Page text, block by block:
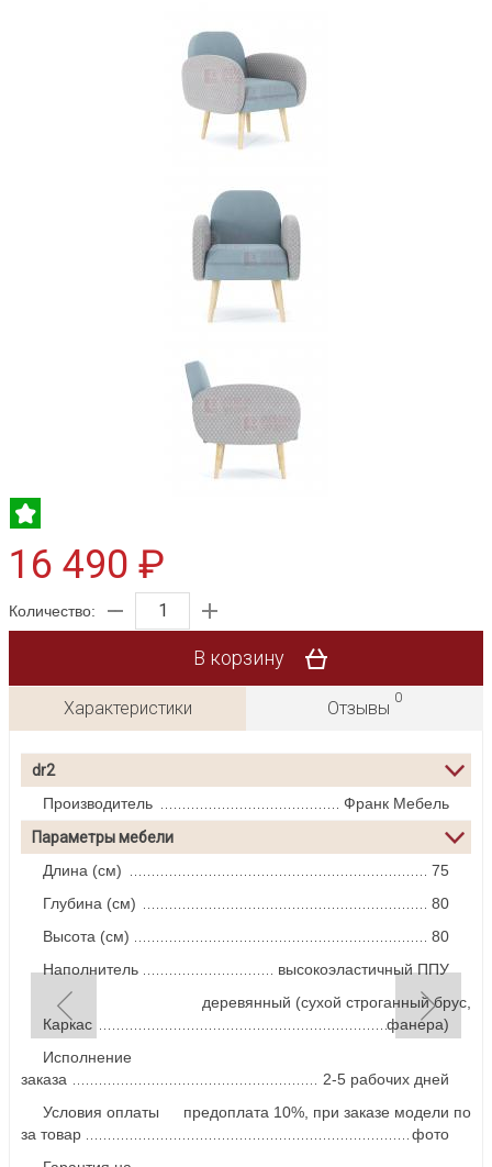
16 490 ₽
Количество:
В корзину
Характеристики Отзывы
0
dr2
Производитель
Франк Мебель
Параметры мебели
Длина (см)
75
Глубина (см)
80
Высота (см)
80
Наполнитель
высокоэластичный ППУ
Каркас
деревянный (сухой строганный брус,
фанера)
Исполнение
заказа
2-5 рабочих дней
Условия оплаты
за товар
предоплата 10%, при заказе модели по
фото